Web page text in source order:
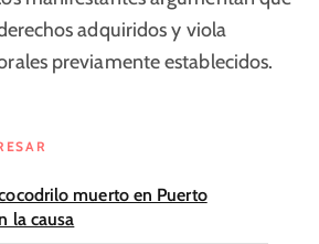
adquiridos y viola
previamente establecidos.
muerto en Puerto
la causa